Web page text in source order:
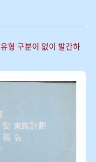
유형 구분이 없이 발간하